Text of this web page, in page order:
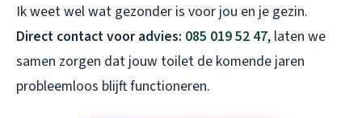
Ik weet wel wat gezonder is voor jou en je gezin.
Direct contact voor advies: 085 019 52 47, laten we
samen zorgen dat jouw toilet de komende jaren
probleemloos blijft functioneren.